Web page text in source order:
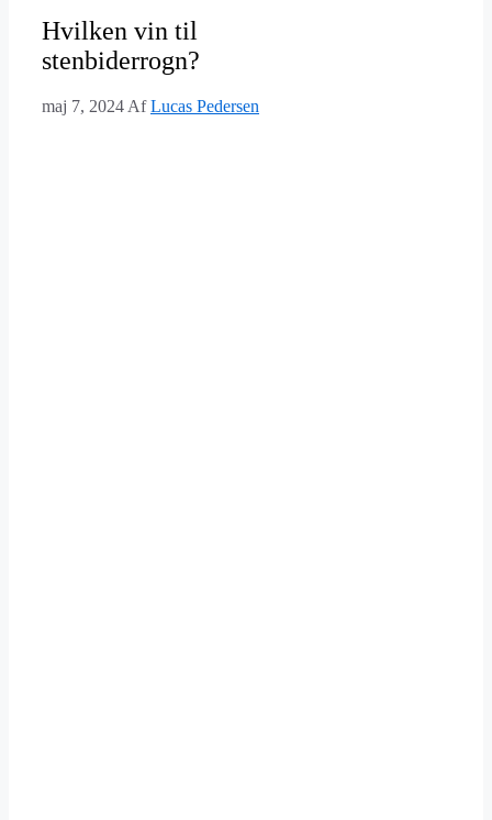
Hvilken vin til
stenbiderrogn?
maj 7, 2024AfLucas Pedersen